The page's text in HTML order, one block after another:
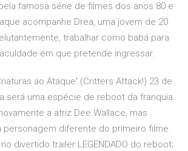
famosa série de filmes dos anos 80 e
acompanhe Drea, uma jovem de 20
trabalhar como babá para
em que pretende ingressar.
ao Ataque' (Critters Attack!) 23 de
será uma espécie de reboot da franquia
a atriz Dee Wallace, mas
personagem diferente do primeiro filme.
divertido trailer LEGENDADO do reboot;